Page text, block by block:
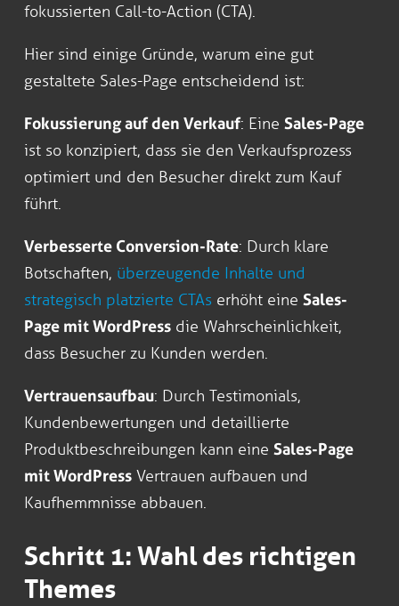
fokussierten Call-to-Action (CTA).
Hier sind einige Gründe, warum eine gut
gestaltete Sales-Page entscheidend ist:
Fokussierung auf den Verkauf: Eine Sales-Page
ist so konzipiert, dass sie den Verkaufsprozess
optimiert und den Besucher direkt zum Kauf
führt.
Verbesserte Conversion-Rate: Durch klare
Botschaften, überzeugende Inhalte und
strategisch platzierte CTAs erhöht eine Sales-
Page mit WordPress die Wahrscheinlichkeit,
dass Besucher zu Kunden werden.
Vertrauensaufbau: Durch Testimonials,
Kundenbewertungen und detaillierte
Produktbeschreibungen kann eine Sales-Page
mit WordPress Vertrauen aufbauen und
Kaufhemmnisse abbauen.
Schritt 1: Wahl des richtigen
Themes